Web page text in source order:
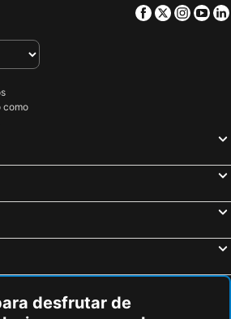
Class Apart Hotel
Costa Azul Hotel
Facebook
Twitter
como
desfrutar de